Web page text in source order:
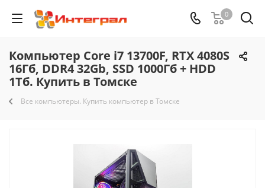
0
Компьютер Core i7 13700F, RTX 4080S
16Гб, DDR4 32Gb, SSD 1000Гб + HDD
1Тб. Купить в Томске
Все компьютеры. Купить компьютер в Томске